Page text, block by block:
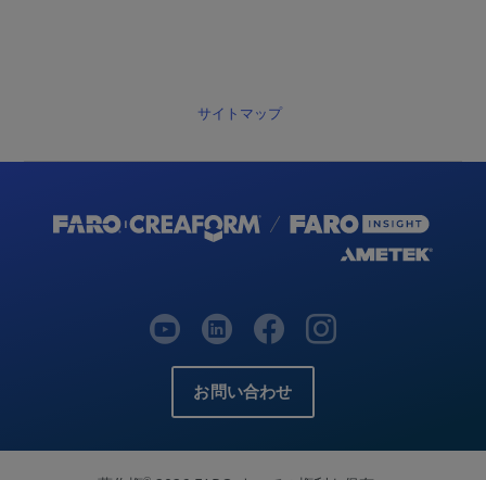
サイトマップ
お問い合わせ